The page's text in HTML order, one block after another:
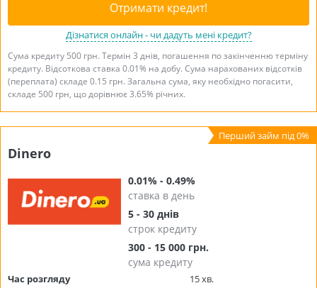
Отримати кредит!
Дізнатися онлайн - чи дадуть мені кредит?
Сума кредиту 500 грн. Термін 3 днів, погашення по закінченню терміну
кредиту. Відсоткова ставка 0.01% на добу. Сума нарахованих відсотків
(переплата) складе 0.15 грн. Загальна сума, яку необхідно погасити,
складе 500 грн, що дорівнює 3.65% річних.
Dinero
0.01% - 0.49%
ставка в день
5 - 30 днів
строк кредиту
300 - 15 000 грн.
сума кредиту
Час розгляду
15 хв.